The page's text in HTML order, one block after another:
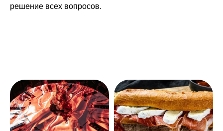
решение всех вопросов.